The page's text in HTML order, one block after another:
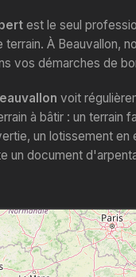
est le seul
terrain. À Beauvallon,
vos démarches de
voit
à bâtir : un terrain
un lotissement en
un document